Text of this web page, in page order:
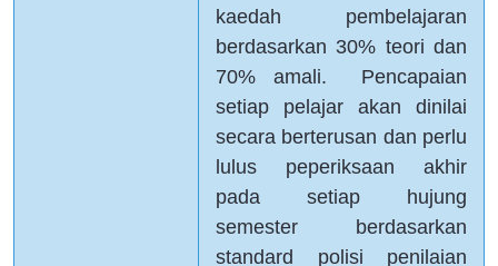
kaedah pembelajaran
berdasarkan 30% teori dan
70% amali. Pencapaian
setiap pelajar akan dinilai
secara berterusan dan perlu
lulus peperiksaan akhir
pada setiap hujung
semester berdasarkan
standard polisi penilaian